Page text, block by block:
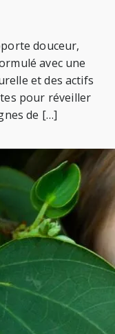
douceur,
avec une
et des actifs
pour réveiller
de […]